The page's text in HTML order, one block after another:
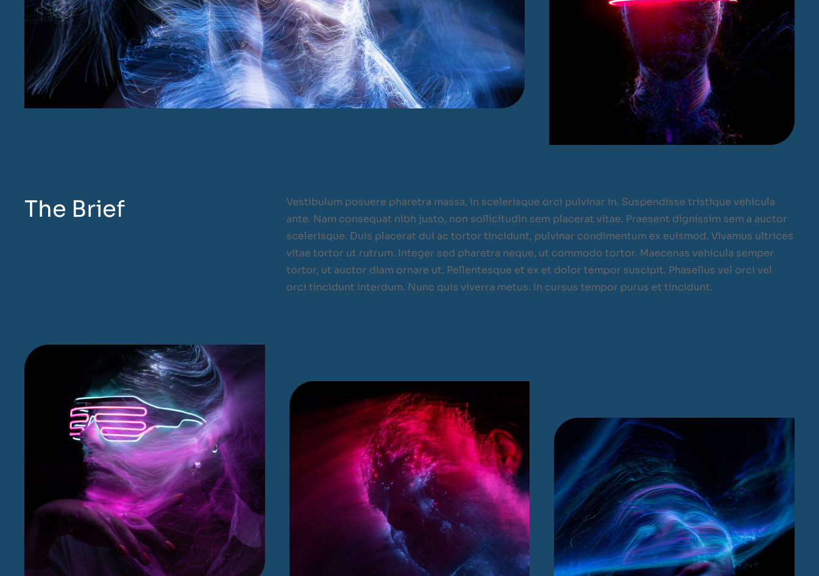
The Brief
Vestibulum posuere pharetra massa, in scelerisque orci pulvinar in. Suspendisse tristique vehicula
ante. Nam consequat nibh justo, non sollicitudin sem placerat vitae. Praesent dignissim sem a auctor
scelerisque. Duis placerat dui ac tortor tincidunt, pulvinar condimentum ex euismod. Vivamus ultrices
vitae tortor ut rutrum. Integer sed pharetra neque, ut commodo tortor. Maecenas vehicula semper
tortor, ut auctor diam ornare ut. Pellentesque et ex et dolor tempor suscipit. Phasellus vel orci vel
orci tincidunt interdum. Nunc quis viverra metus. In cursus tempor purus et tincidunt.